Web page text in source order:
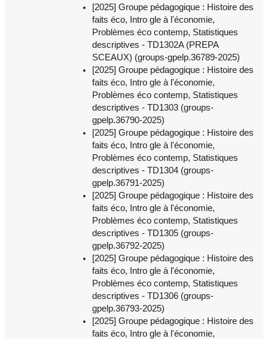
[2025] Groupe pédagogique : Histoire des
faits éco, Intro gle à l'économie,
Problèmes éco contemp, Statistiques
descriptives - TD1302A (PREPA
SCEAUX) (groups-gpelp.36789-2025)
[2025] Groupe pédagogique : Histoire des
faits éco, Intro gle à l'économie,
Problèmes éco contemp, Statistiques
descriptives - TD1303 (groups-
gpelp.36790-2025)
[2025] Groupe pédagogique : Histoire des
faits éco, Intro gle à l'économie,
Problèmes éco contemp, Statistiques
descriptives - TD1304 (groups-
gpelp.36791-2025)
[2025] Groupe pédagogique : Histoire des
faits éco, Intro gle à l'économie,
Problèmes éco contemp, Statistiques
descriptives - TD1305 (groups-
gpelp.36792-2025)
[2025] Groupe pédagogique : Histoire des
faits éco, Intro gle à l'économie,
Problèmes éco contemp, Statistiques
descriptives - TD1306 (groups-
gpelp.36793-2025)
[2025] Groupe pédagogique : Histoire des
faits éco, Intro gle à l'économie,